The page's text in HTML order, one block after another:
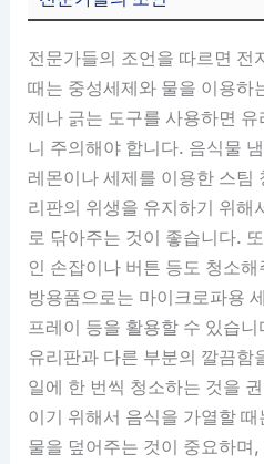
전문가들의 조언을 따르면 전
때는 중성세제와 물을 이용하
제나 긁는 도구를 사용하면
니 주의해야 합니다. 음식물
레몬이나 세제를 이용한 스팀
리판의 위생을 유지하기 위해
로 닦아주는 것이 좋습니다.
인 손잡이나 버튼 등도 청소
방용품으로는 마이크로파용
프레이 등을 활용할 수 있습
유리판과 다른 부분의 깔끔함
일에 한 번씩 청소하는 것을
이기 위해서 음식을 가열할
물을 덮어주는 것이 중요하며